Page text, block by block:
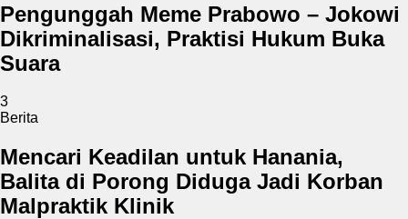
Pengunggah Meme Prabowo – Jokowi
Dikriminalisasi, Praktisi Hukum Buka
Suara
3
Berita
Mencari Keadilan untuk Hanania,
Balita di Porong Diduga Jadi Korban
Malpraktik Klinik